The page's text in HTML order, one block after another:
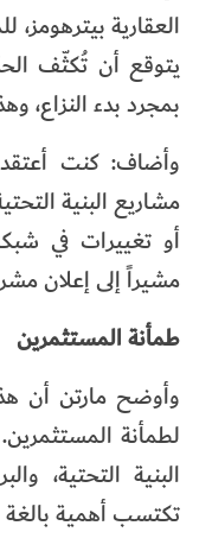
العقارية
يتوقع أن تُكثّف
بمجرد بدء النزاع،
وأضاف: كنت
مشاريع البنية
أو تغييرات في
مشيراً إلى إعلان
طمأنة المستثمرين
وأوضح مارتن أن
لطمأنة
البنية التحتية،
تكتسب أهمية بالغة